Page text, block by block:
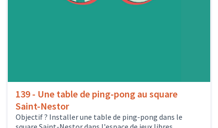
139 - Une table de ping-pong au square
Saint-Nestor
Objectif ? Installer une table de ping-pong dans le